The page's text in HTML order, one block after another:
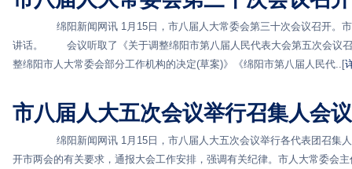
绵阳新闻网讯 1月15日，市八届人大常委会第三十次会议召开。市
讲话。 会议听取了《关于调整绵阳市第八届人民代表大会第五次会议召
整绵阳市人大常委会部分工作机构的决定(草案)》《绵阳市第八届人民代..[
市八届人大五次会议举行召集人会议
绵阳新闻网讯 1月15日，市八届人大五次会议举行各代表团召集人
开市两会的有关要求，通报大会工作安排，强调有关纪律。市人大常委会